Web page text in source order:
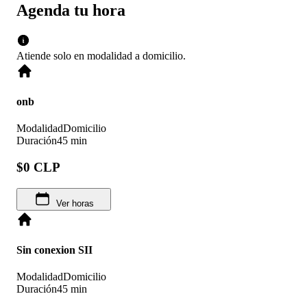
Agenda tu hora
Atiende solo en modalidad a domicilio.
onb
ModalidadDomicilio
Duración45 min
$0 CLP
Ver horas
Sin conexion SII
ModalidadDomicilio
Duración45 min